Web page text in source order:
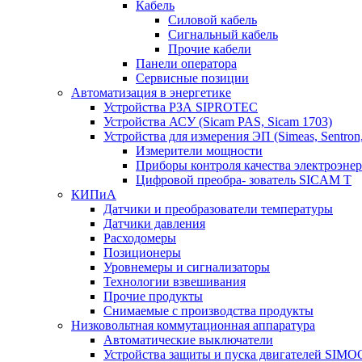
Кабель
Силовой кабель
Сигнальный кабель
Прочие кабели
Панели оператора
Сервисные позиции
Автоматизация в энергетике
Устройства РЗА SIPROTEC
Устройства АСУ (Sicam PAS, Sicam 1703)
Устройства для измерения ЭП (Simeas,
Измерители мощности
Приборы контроля качества
Цифровой преобра- зователь SICAM T
КИПиА
Датчики и преобразователи температуры
Датчики давления
Расходомеры
Позиционеры
Уровнемеры и сигнализаторы
Технологии взвешивания
Прочие продукты
Снимаемые с производства продукты
Низковольтная коммутационная аппаратура
Автоматические выключатели
Устройства защиты и пуска двигателей